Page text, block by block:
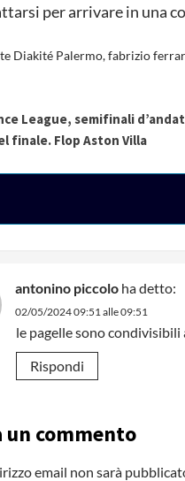
per arrivare in una
Diakité Palermo,fabrizio
League, semifinali
finale. Flop Aston Villa
antonino piccolo ha detto:
02/05/2024 09:51 alle 09:51
le pagelle sono
Rispondi
un commento
email non sarà